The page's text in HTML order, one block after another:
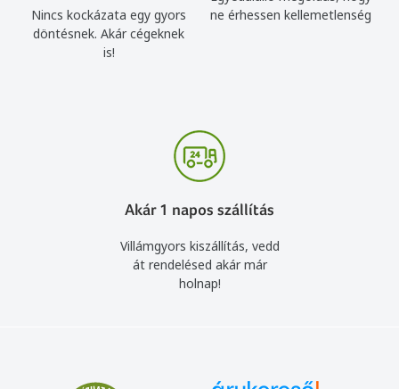
Nincs kockázata egy gyors
döntésnek. Akár cégeknek
is!
ne érhessen kellemetlenség
Akár 1 napos szállítás
Villámgyors kiszállítás, vedd
át rendelésed akár már
holnap!